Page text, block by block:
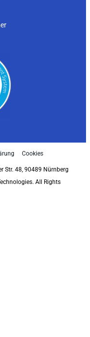
Cookies
Str. 48, 90489 Nürnberg
All Rights